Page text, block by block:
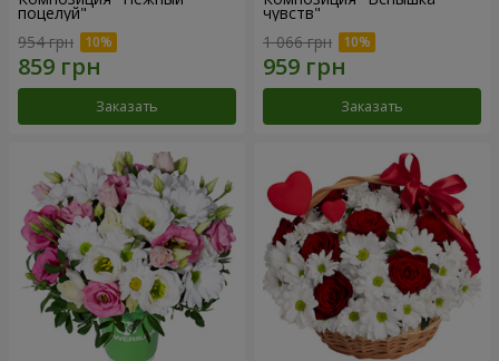
поцелуй"
954 грн
Заказать
чувств"
1 066 грн
Заказать